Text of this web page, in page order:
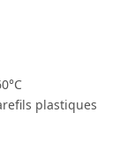
plastiques